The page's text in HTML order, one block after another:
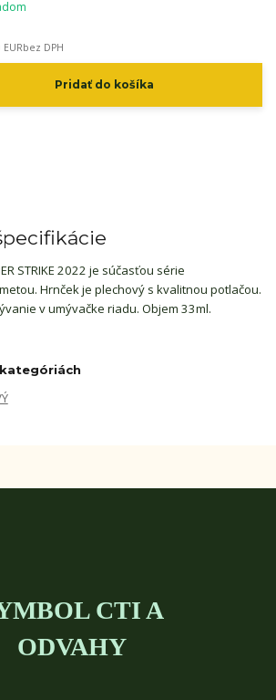
EURbez DPH
Pridať do košíka
STRIKE 2022 je súčasťou série
Hrnček je plechový s kvalitnou potlačou.
v umývačke riadu. Objem 33ml.
CTI A
ODVAHY